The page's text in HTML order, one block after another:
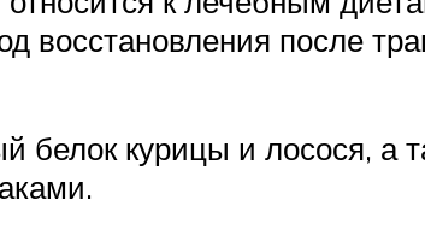
восстановления после
белок курицы и лосося, а